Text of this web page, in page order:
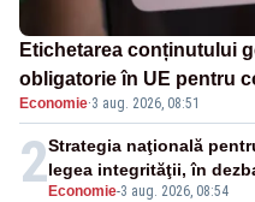
Etichetarea conținutului
obligatorie în UE pentru
Economie·3 aug. 2026, 08:51
2 Economie-3 aug. 2026, 08:54
Strategia naţională
legea integrităţii, în